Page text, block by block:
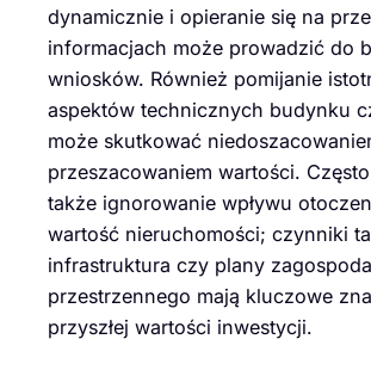
dynamicznie i opieranie się na
informacjach może prowadzić do
wniosków. Również pomijanie
aspektów technicznych budynku
może skutkować
przeszacowaniem wartości.
także ignorowanie wpływu
wartość nieruchomości; czynniki
infrastruktura czy plany
przestrzennego mają kluczowe
przyszłej wartości inwestycji.